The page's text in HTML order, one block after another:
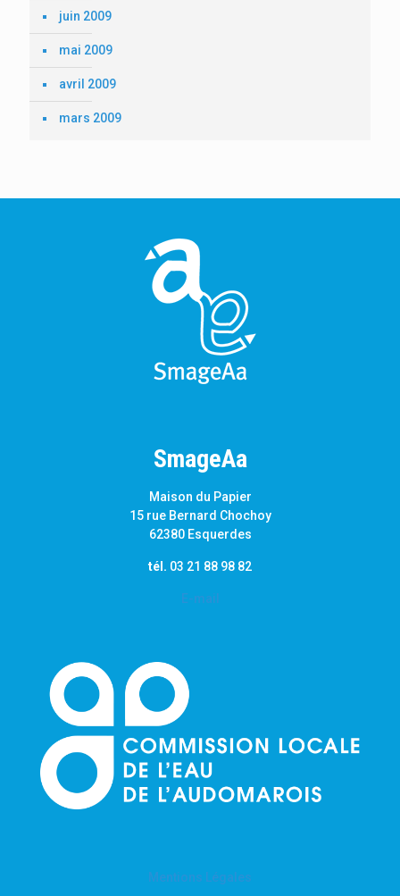
juin 2009
mai 2009
avril 2009
mars 2009
SmageAa
Maison du Papier
15 rue Bernard Chochoy
62380 Esquerdes
tél. 03 21 88 98 82
E-mail
Mentions Légales